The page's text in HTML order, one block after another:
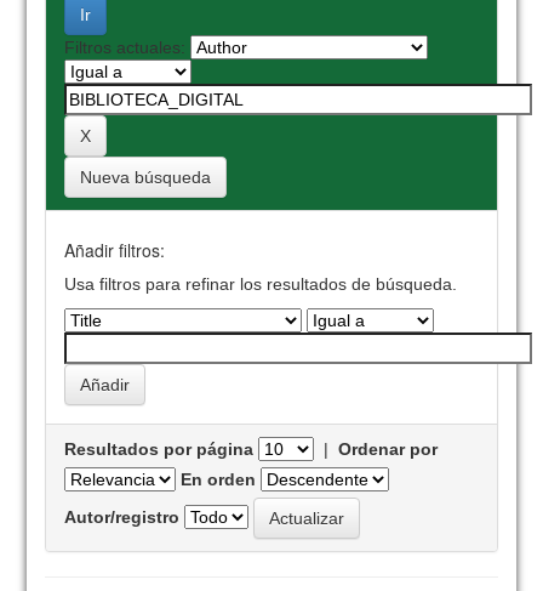
Filtros actuales:
Nueva búsqueda
Añadir filtros:
Usa filtros para refinar los resultados de búsqueda.
Resultados por página |Ordenar por
En orden
Autor/registro